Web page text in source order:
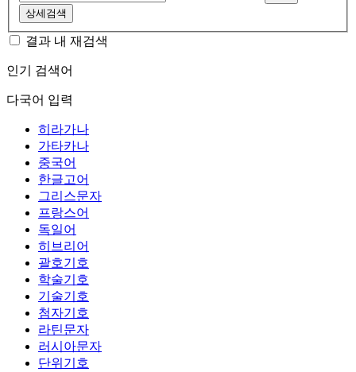
상세검색
결과 내 재검색
인기 검색어
다국어 입력
히라가나
가타카나
중국어
한글고어
그리스문자
프랑스어
독일어
히브리어
괄호기호
학술기호
기술기호
첨자기호
라틴문자
러시아문자
단위기호